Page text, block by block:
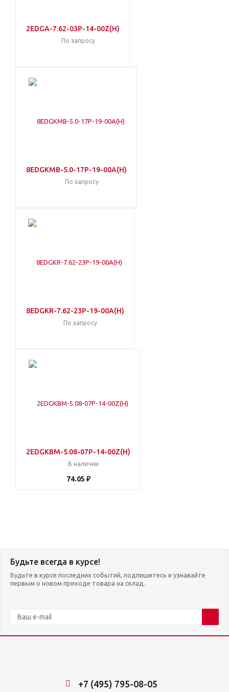
2EDGA-7.62-03P-14-00Z(H)
По запросу
8EDGKMB-5.0-17P-19-00A(H)
По запросу
8EDGKR-7.62-23P-19-00A(H)
По запросу
2EDGKBM-5.08-07P-14-00Z(H)
В наличии
74.05 ₽
Будьте всегда в курсе!
Будьте в курсе последних событий, подпишитесь и узнавайте
первым о новом приходе товара на склад.
+7 (495) 795-08-05